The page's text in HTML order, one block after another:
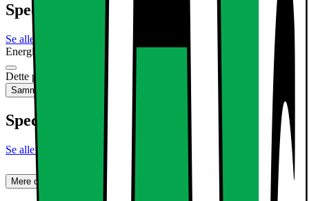
Specifikationer
Se alle specifikationer
Energimærkning
Produktdatablad
Dette produkt er ikke tilgængeligt
Sammenlign
Specifikationer
Se alle specifikationer
Mere om produktet